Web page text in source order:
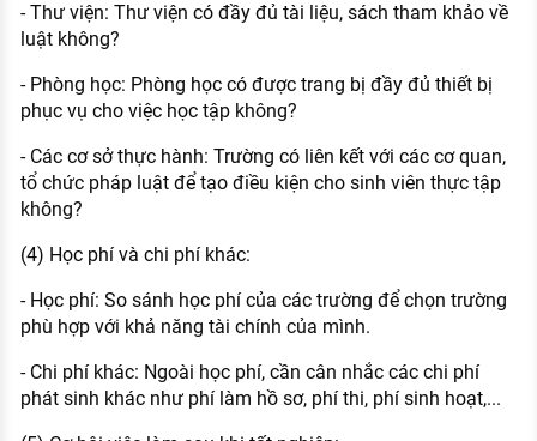
- Thư viện: Thư viện có đầy đủ tài liệu, sách tham khảo về
luật không?
- Phòng học: Phòng học có được trang bị đầy đủ thiết bị
phục vụ cho việc học tập không?
- Các cơ sở thực hành: Trường có liên kết với các cơ quan,
tổ chức pháp luật để tạo điều kiện cho sinh viên thực tập
không?
(4) Học phí và chi phí khác:
- Học phí: So sánh học phí của các trường để chọn trường
phù hợp với khả năng tài chính của mình.
- Chi phí khác: Ngoài học phí, cần cân nhắc các chi phí
phát sinh khác như phí làm hồ sơ, phí thi, phí sinh hoạt,...